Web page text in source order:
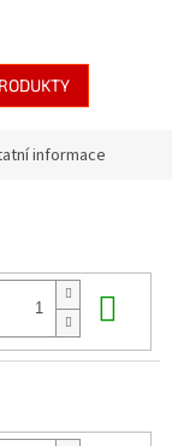
informace